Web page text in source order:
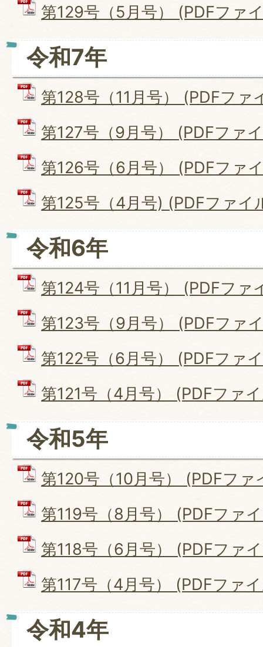
第129号（5月号） (PDFファ
令和7年
第128号（11月号） (PDFファ
第127号（9月号） (PDFファ
第126号（6月号） (PDFファ
第125号（4月号) (PDFファイ
令和6年
第124号（11月号） (PDFファ
第123号（9月号） (PDFファ
第122号（6月号） (PDFファ
第121号（4月号） (PDFファ
令和5年
第120号（10月号） (PDFファ
第119号（8月号） (PDFファ
第118号（6月号） (PDFファ
第117号（4月号） (PDFファ
令和4年